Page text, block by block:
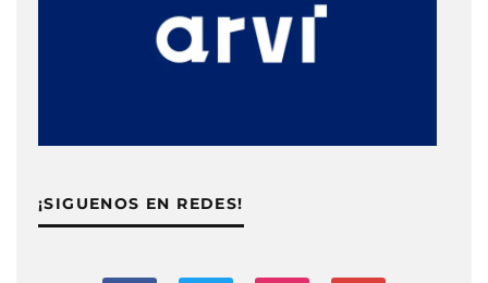
¡SIGUENOS EN REDES!